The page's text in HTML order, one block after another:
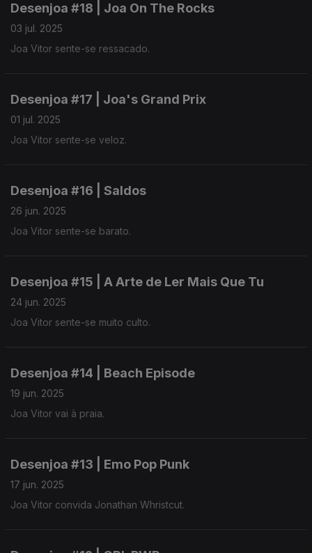
Desenjoa #18 | Joa On The Rocks
03 jul. 2025
Joa Vitor sente-se ressacado.
Desenjoa #17 | Joa's Grand Prix
01 jul. 2025
Joa Vitor sente-se veloz.
Desenjoa #16 | Saldos
26 jun. 2025
Joa Vitor sente-se barato.
Desenjoa #15 | A Arte de Ler Mais Que Tu
24 jun. 2025
Joa Vitor sente-se muito culto.
Desenjoa #14 | Beach Episode
19 jun. 2025
Joa Vitor vai à praia.
Desenjoa #13 | Emo Pop Punk
17 jun. 2025
Joa Vitor convida Jonathan Whristcut.